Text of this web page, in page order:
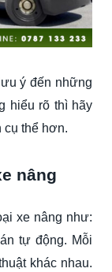
ý đến những
hiểu rõ thì hãy
cụ thể hơn.
nâng
xe nâng như:
tự động. Mỗi
khác nhau.